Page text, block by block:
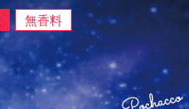
無香料